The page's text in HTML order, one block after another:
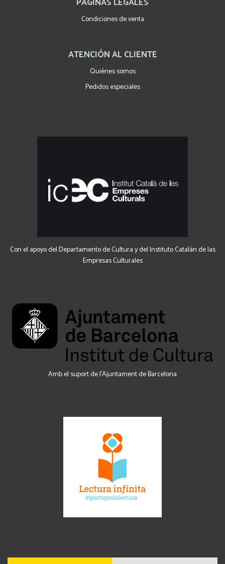
Condiciones de venta
ATENCIÓN AL CLIENTE
Quiénes somos
Pedidos especiales
Con el apoyo del Departamento de Cultura y del Instituto Catalán de las
Empresas Culturales
Amb el suport de l’Ajuntament de Barcelona